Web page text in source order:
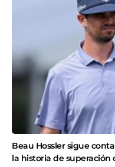
Beau Hossler sigue
la historia de superación